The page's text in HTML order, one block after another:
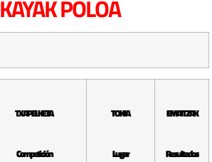
KAYAK POLOA
TXAPELKETA
Competición
TOKIA
Lugar
EMAITZAK
Resultados